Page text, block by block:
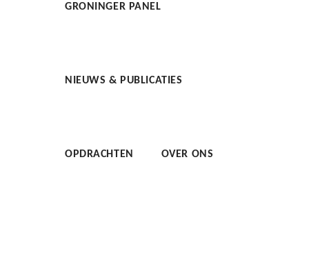
GRONINGER PANEL
NIEUWS & PUBLICATIES
OPDRACHTEN OVER ONS